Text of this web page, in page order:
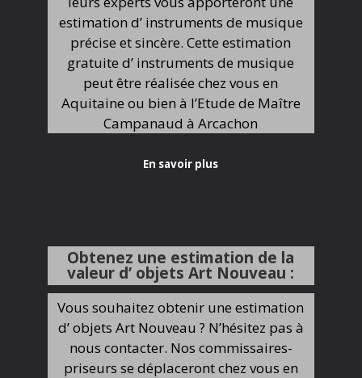
estimation d’ instruments de musique
précise et sincère. Cette estimation
gratuite d’ instruments de musique
peut être réalisée chez vous en
Aquitaine ou bien à l’Etude de Maître
Campanaud à Arcachon
En savoir plus
Obtenez une estimation de la
valeur d’ objets Art Nouveau :
Vous souhaitez obtenir une estimation
d’ objets Art Nouveau ? N’hésitez pas à
nous contacter. Nos commissaires-
priseurs se déplaceront chez vous en